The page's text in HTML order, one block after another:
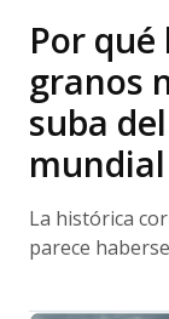
Por qué
granos
suba
mundial
La histórica
parece